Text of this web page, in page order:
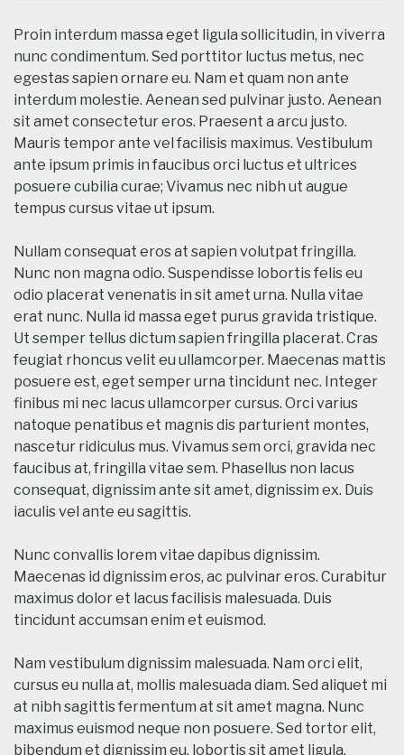
Proin interdum massa eget ligula sollicitudin, in viverra
nunc condimentum. Sed porttitor luctus metus, nec
egestas sapien ornare eu. Nam et quam non ante
interdum molestie. Aenean sed pulvinar justo. Aenean
sit amet consectetur eros. Praesent a arcu justo.
Mauris tempor ante vel facilisis maximus. Vestibulum
ante ipsum primis in faucibus orci luctus et ultrices
posuere cubilia curae; Vivamus nec nibh ut augue
tempus cursus vitae ut ipsum.
Nullam consequat eros at sapien volutpat fringilla.
Nunc non magna odio. Suspendisse lobortis felis eu
odio placerat venenatis in sit amet urna. Nulla vitae
erat nunc. Nulla id massa eget purus gravida tristique.
Ut semper tellus dictum sapien fringilla placerat. Cras
feugiat rhoncus velit eu ullamcorper. Maecenas mattis
posuere est, eget semper urna tincidunt nec. Integer
finibus mi nec lacus ullamcorper cursus. Orci varius
natoque penatibus et magnis dis parturient montes,
nascetur ridiculus mus. Vivamus sem orci, gravida nec
faucibus at, fringilla vitae sem. Phasellus non lacus
consequat, dignissim ante sit amet, dignissim ex. Duis
iaculis vel ante eu sagittis.
Nunc convallis lorem vitae dapibus dignissim.
Maecenas id dignissim eros, ac pulvinar eros. Curabitur
maximus dolor et lacus facilisis malesuada. Duis
tincidunt accumsan enim et euismod.
Nam vestibulum dignissim malesuada. Nam orci elit,
cursus eu nulla at, mollis malesuada diam. Sed aliquet mi
at nibh sagittis fermentum at sit amet magna. Nunc
maximus euismod neque non posuere. Sed tortor elit,
bibendum et dignissim eu, lobortis sit amet ligula.